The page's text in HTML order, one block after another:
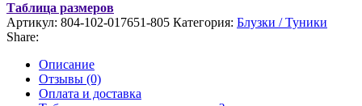
Таблица размеров
Артикул: 804-102-017651-805 Категория: Блузки / Туники
Share:
Описание
Отзывы (0)
Оплата и доставка